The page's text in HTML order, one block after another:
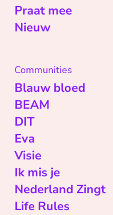
Praat mee
Nieuw
Communities
Blauw bloed
BEAM
DIT
Eva
Visie
Ik mis je
Nederland Zingt
Life Rules